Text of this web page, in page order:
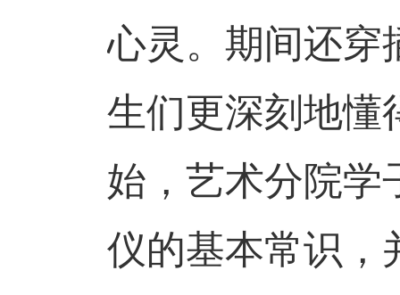
心灵。期间还穿
生们更深刻地懂
始，艺术分院学
仪的基本常识，